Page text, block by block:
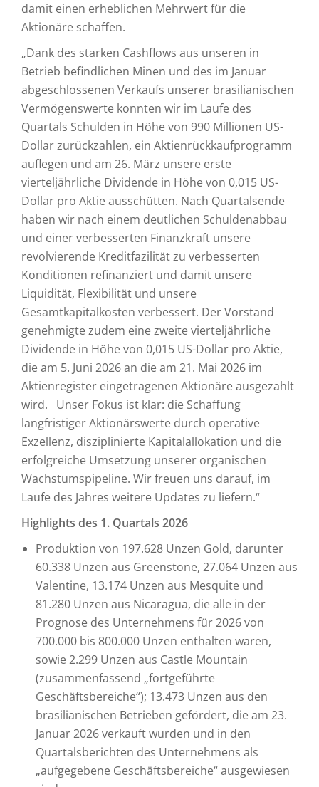
damit einen erheblichen Mehrwert für die
Aktionäre schaffen.
„Dank des starken Cashflows aus unseren in
Betrieb befindlichen Minen und des im Januar
abgeschlossenen Verkaufs unserer brasilianischen
Vermögenswerte konnten wir im Laufe des
Quartals Schulden in Höhe von 990 Millionen US-
Dollar zurückzahlen, ein Aktienrückkaufprogramm
auflegen und am 26. März unsere erste
vierteljährliche Dividende in Höhe von 0,015 US-
Dollar pro Aktie ausschütten. Nach Quartalsende
haben wir nach einem deutlichen Schuldenabbau
und einer verbesserten Finanzkraft unsere
revolvierende Kreditfazilität zu verbesserten
Konditionen refinanziert und damit unsere
Liquidität, Flexibilität und unsere
Gesamtkapitalkosten verbessert. Der Vorstand
genehmigte zudem eine zweite vierteljährliche
Dividende in Höhe von 0,015 US-Dollar pro Aktie,
die am 5. Juni 2026 an die am 21. Mai 2026 im
Aktienregister eingetragenen Aktionäre ausgezahlt
wird. Unser Fokus ist klar: die Schaffung
langfristiger Aktionärswerte durch operative
Exzellenz, disziplinierte Kapitalallokation und die
erfolgreiche Umsetzung unserer organischen
Wachstumspipeline. Wir freuen uns darauf, im
Laufe des Jahres weitere Updates zu liefern.“
Highlights des 1. Quartals 2026
Produktion von 197.628 Unzen Gold, darunter
60.338 Unzen aus Greenstone, 27.064 Unzen aus
Valentine, 13.174 Unzen aus Mesquite und
81.280 Unzen aus Nicaragua, die alle in der
Prognose des Unternehmens für 2026 von
700.000 bis 800.000 Unzen enthalten waren,
sowie 2.299 Unzen aus Castle Mountain
(zusammenfassend „fortgeführte
Geschäftsbereiche“); 13.473 Unzen aus den
brasilianischen Betrieben gefördert, die am 23.
Januar 2026 verkauft wurden und in den
Quartalsberichten des Unternehmens als
„aufgegebene Geschäftsbereiche“ ausgewiesen